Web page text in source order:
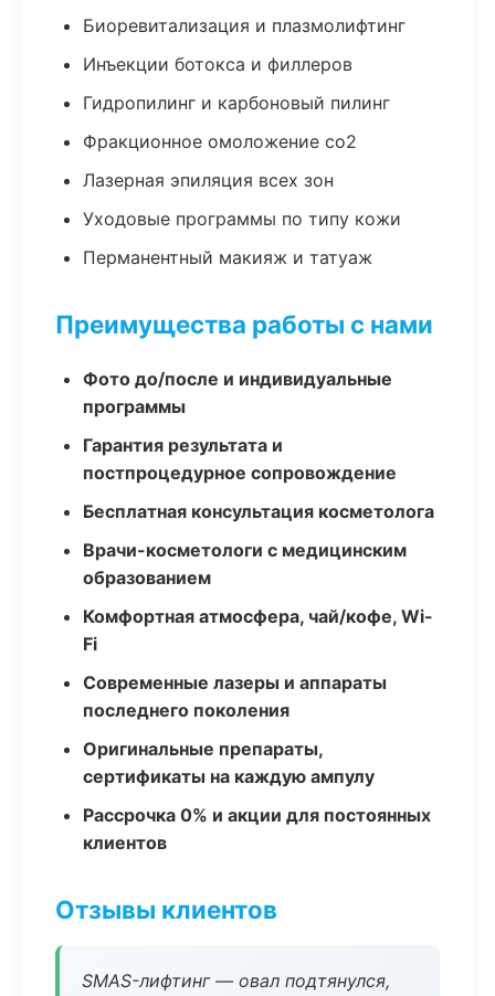
Биоревитализация и плазмолифтинг
Инъекции ботокса и филлеров
Гидропилинг и карбоновый пилинг
Фракционное омоложение co2
Лазерная эпиляция всех зон
Уходовые программы по типу кожи
Перманентный макияж и татуаж
Преимущества работы с нами
Фото до/после и индивидуальные
программы
Гарантия результата и
постпроцедурное сопровождение
Бесплатная консультация косметолога
Врачи-косметологи с медицинским
образованием
Комфортная атмосфера, чай/кофе, Wi-
Fi
Современные лазеры и аппараты
последнего поколения
Оригинальные препараты,
сертификаты на каждую ампулу
Рассрочка 0% и акции для постоянных
клиентов
Отзывы клиентов
SMAS-лифтинг — овал подтянулся,